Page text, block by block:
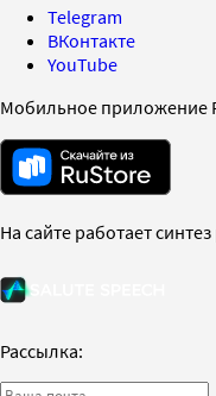
Telegram
ВКонтакте
YouTube
Мобильное приложение
На сайте работает
Рассылка: